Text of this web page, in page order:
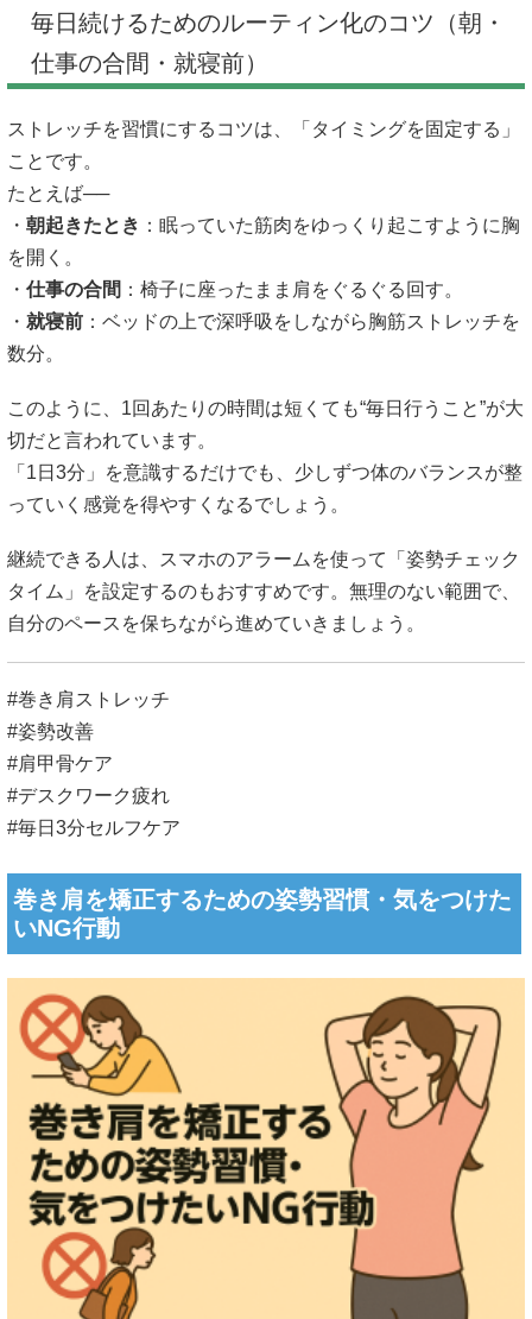
毎日続けるためのルーティン化のコツ（朝・
仕事の合間・就寝前）
ストレッチを習慣にするコツは、「タイミングを固定する」
ことです。
たとえば──
・ 朝起きたとき ：眠っていた筋肉をゆっくり起こすように胸
を開く。
・ 仕事の合間 ：椅子に座ったまま肩をぐるぐる回す。
・ 就寝前 ：ベッドの上で深呼吸をしながら胸筋ストレッチを
数分。
このように、1回あたりの時間は短くても“毎日行うこと”が大
切だと言われています。
「1日3分」を意識するだけでも、少しずつ体のバランスが整
っていく感覚を得やすくなるでしょう。
継続できる人は、スマホのアラームを使って「姿勢チェック
タイム」を設定するのもおすすめです。無理のない範囲で、
自分のペースを保ちながら進めていきましょう。
#巻き肩ストレッチ
#姿勢改善
#肩甲骨ケア
#デスクワーク疲れ
#毎日3分セルフケア
巻き肩を矯正するための姿勢習慣・気をつけた
いNG行動